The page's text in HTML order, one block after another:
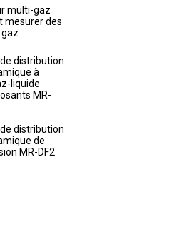
multi-gaz
mesurer des
distribution
à
liquide
MR-
distribution
de
MR-DF2
distribution